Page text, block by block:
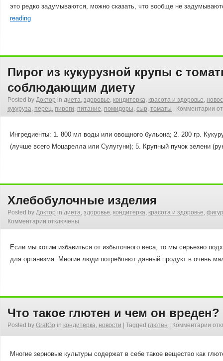
это редко задумываются, можно сказать, что вообще не
reading
Пирог из кукурузной крупы с
соблюдающим диету
Posted by Доктор in диета, здоровье, кондитерка, красота и здоровье,
кукуруза, перец, пироги, питание, помидоры, сыр, томаты Комментарии
Ингредиенты: 1. 800 мл воды или овощного бульона; 2. 200 гр.
(лучше всего Моцарелла или Сулугуни); 5. Крупный пучок зелени
Хлебобулочные изделия
Posted by Доктор in диета, здоровье, кондитерка, красота и здоровье,
Комментарии отключены
Если мы хотим избавиться от избыточного веса, то мы серьезно
для организма. Многие люди потребляют данный продукт в очень
Что такое глютен и чем он вреден?
Posted by GrafGo in кондитерка, новости Tagged глютен Комментарии
Многие зерновые культуры содержат в себе такое вещество как